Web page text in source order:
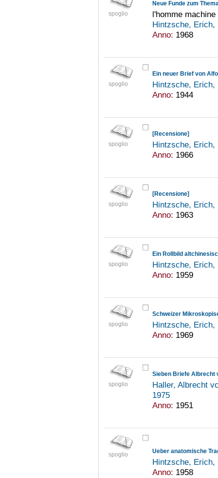
spoglio
Neue Funde zum
l'homme
Hintzsche,
Anno: 1968
spoglio
Ein neuer Brief von
Hintzsche,
Anno: 1944
spoglio
[Recensione]
Hintzsche,
Anno: 1966
spoglio
[Recensione]
Hintzsche,
Anno: 1963
spoglio
Ein Rollbild
Hintzsche,
Anno: 1959
spoglio
Hintzsche,
Anno: 1969
spoglio
Sieben Briefe Albrecht
Haller, Albrecht
1975
Anno: 1951
spoglio Ueber anatomische
Hintzsche,
Anno: 1958